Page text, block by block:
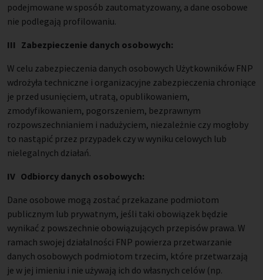
podejmowane w sposób zautomatyzowany, a dane osobowe
nie podlegają profilowaniu.
III Zabezpieczenie danych osobowych:
W celu zabezpieczenia danych osobowych Użytkowników FNP
wdrożyła techniczne i organizacyjne zabezpieczenia chroniące
je przed usunięciem, utratą, opublikowaniem,
zmodyfikowaniem, pogorszeniem, bezprawnym
rozpowszechnianiem i nadużyciem, niezależnie czy mogłoby
to nastąpić przez przypadek czy w wyniku celowych lub
nielegalnych działań.
IV Odbiorcy danych osobowych:
Dane osobowe mogą zostać przekazane podmiotom
publicznym lub prywatnym, jeśli taki obowiązek będzie
wynikać z powszechnie obowiązujących przepisów prawa. W
ramach swojej działalności FNP powierza przetwarzanie
danych osobowych podmiotom trzecim, które przetwarzają
je w jej imieniu i nie używają ich do własnych celów (np.